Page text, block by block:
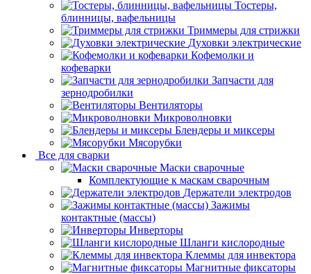
Тостеры,
блинницы, вафельницы
Триммеры для стрижки
Духовки электрические
Кофемолки и
кофеварки
Запчасти для
зернодробилки
Вентиляторы
Микроволновки
Блендеры и миксеры
Мясорубки
Все для сварки
Маски сварочные
Комплектующие к маскам сварочным
Держатели электродов
Зажимы
контактные (массы)
Инверторы
Шланги кислородные
Клеммы для инвектора
Магнитные фиксаторы